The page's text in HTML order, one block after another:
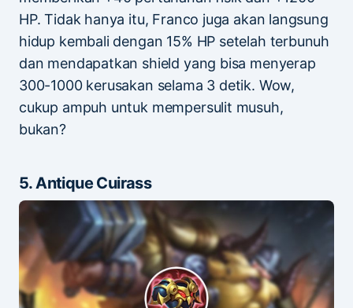
HP. Tidak hanya itu, Franco juga akan langsung
hidup kembali dengan 15% HP setelah terbunuh
dan mendapatkan shield yang bisa menyerap
300-1000 kerusakan selama 3 detik. Wow,
cukup ampuh untuk mempersulit musuh,
bukan?
5. Antique Cuirass